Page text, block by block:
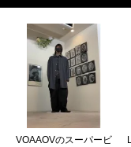
VOAAOVのスーパービ